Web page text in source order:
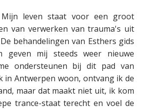
Mijn leven staat voor een groot
van verwerken van trauma's uit
behandelingen van Esthers gids
geven mij steeds weer nieuwe
ondersteunen bij dit pad van
in Antwerpen woon, ontvang ik de
maar dat maakt niet uit, ik kom
trance-staat terecht en voel de